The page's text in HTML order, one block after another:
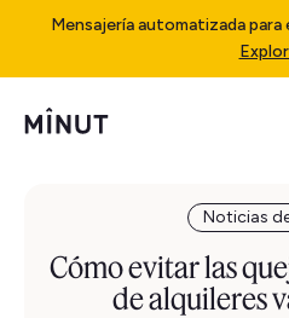
Mensajería automatizada
Noticias
Cómo evitar las
de alquileres